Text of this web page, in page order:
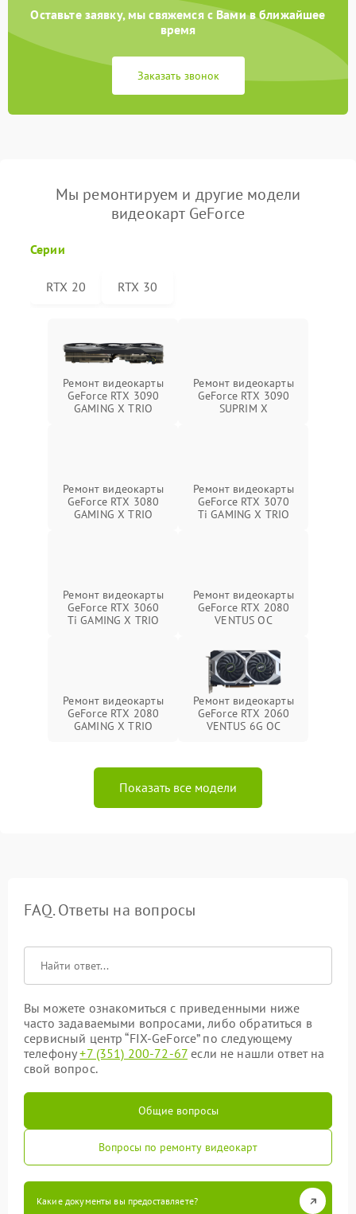
Оставьте заявку, мы свяжемся с Вами в ближайшее
время
Заказать звонок
Мы ремонтируем и другие модели
видеокарт GeForce
Серии
RTX 20 RTX 30
Ремонт видеокарты
GeForce RTX 3090
GAMING X TRIO
Ремонт видеокарты
GeForce RTX 3090
SUPRIM X
Ремонт видеокарты
GeForce RTX 3080
GAMING X TRIO
Ремонт видеокарты
GeForce RTX 3070
Ti GAMING X TRIO
Ремонт видеокарты
GeForce RTX 3060
Ti GAMING X TRIO
Ремонт видеокарты
GeForce RTX 2080
VENTUS OC
Ремонт видеокарты
GeForce RTX 2080
GAMING X TRIO
Ремонт видеокарты
GeForce RTX 2060
VENTUS 6G OC
Показать все модели
FAQ. Ответы на вопросы
Вы можете ознакомиться с приведенными ниже
часто задаваемыми вопросами, либо обратиться в
сервисный центр “FIX-GeForce” по следующему
телефону+7 (351) 200-72-67 если не нашли ответ на
свой вопрос.
Общие вопросы
Вопросы по ремонту видеокарт
Какие документы вы предоставляете?